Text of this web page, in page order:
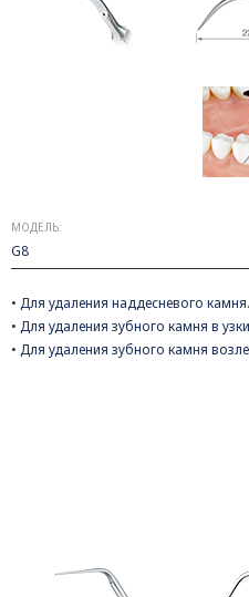
МОДЕЛЬ:
G8
• Для удаления наддесневого камня.
• Для удаления зубного камня в
• Для удаления зубного камня